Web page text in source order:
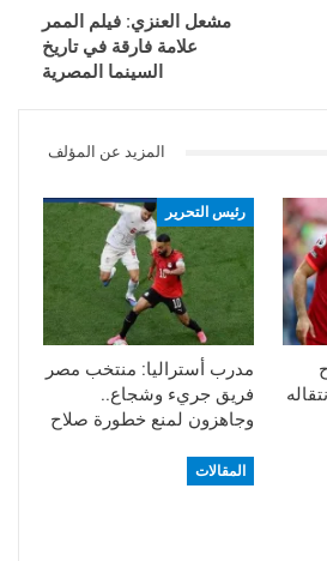
مشعل العنزي: فيلم الممر
علامة فارقة في تاريخ
السينما المصرية
المزيد عن المؤلف
رئيس التحرير
مدرب أستراليا: منتخب مصر
فريق جريء وشجاع..
وجاهزون لمنع خطورة صلاح
المقالات